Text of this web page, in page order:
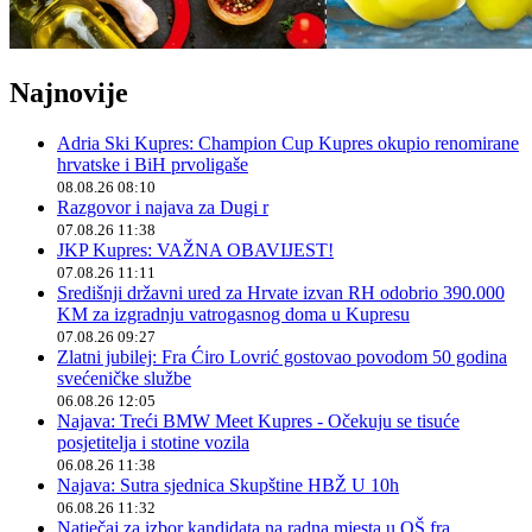
Najnovije
Adria Ski Kupres: Champion Cup Kupres okupio renomirane
hrvatske i BiH prvoligaše
08.08.26 08:10
Razgovor i najava za Dugi r
07.08.26 11:38
JKP Kupres: VAŽNA OBAVIJEST!
07.08.26 11:11
Središnji državni ured za Hrvate izvan RH odobrio 390.000
KM za izgradnju vatrogasnog doma u Kupresu
07.08.26 09:27
Zlatni jubilej: Fra Ćiro Lovrić gostovao povodom 50 godina
svećeničke službe
06.08.26 12:05
Najava: Treći BMW Meet Kupres - Očekuju se tisuće
posjetitelja i stotine vozila
06.08.26 11:38
Najava: Sutra sjednica Skupštine HBŽ U 10h
06.08.26 11:32
Natječaj za izbor kandidata na radna mjesta u OŠ fra